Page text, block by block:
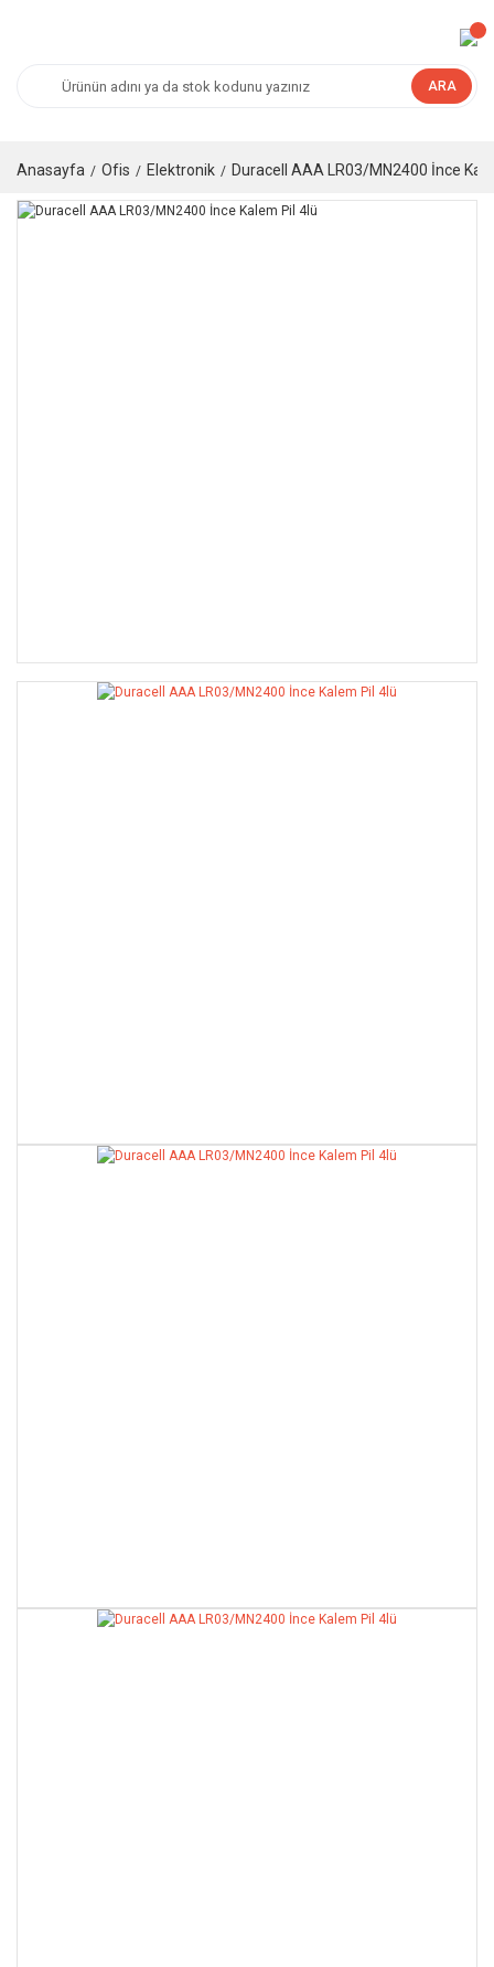
ARA
Anasayfa Ofis Elektronik Duracell AAA LR03/MN2400 İnce